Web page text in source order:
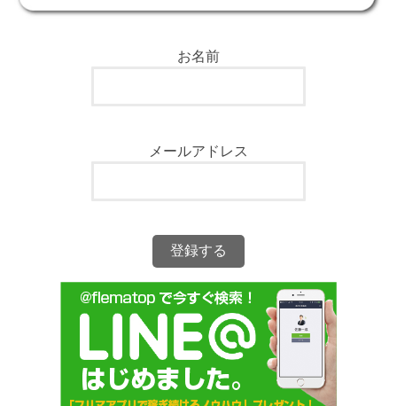
お名前
メールアドレス